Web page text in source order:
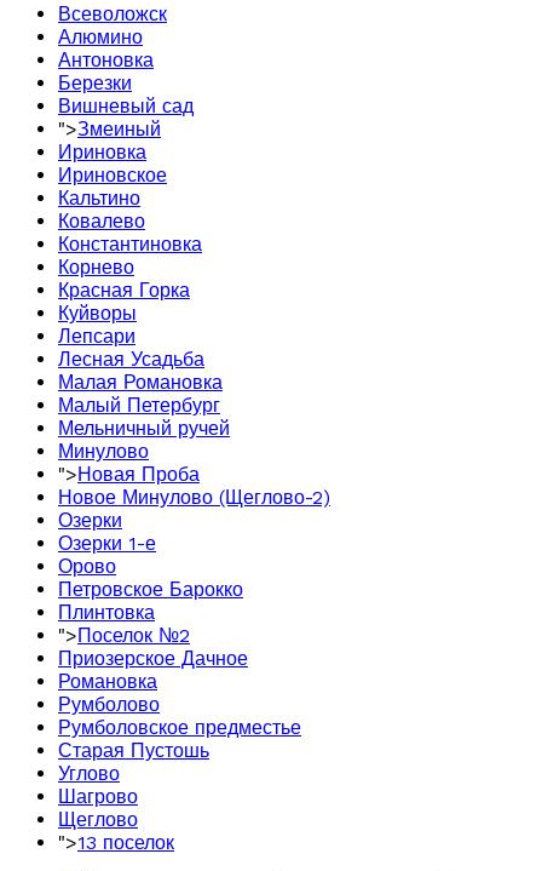
Всеволожск
Алюмино
Антоновка
Березки
Вишневый сад
">Змеиный
Ириновка
Ириновское
Кальтино
Ковалево
Константиновка
Корнево
Красная Горка
Куйворы
Лепсари
Лесная Усадьба
Малая Романовка
Малый Петербург
Мельничный ручей
Минулово
">Новая Проба
Новое Минулово (Щеглово-2)
Озерки
Озерки 1-е
Орово
Петровское Барокко
Плинтовка
">Поселок №2
Приозерское Дачное
Романовка
Румболово
Румболовское предместье
Старая Пустошь
Углово
Шагрово
Щеглово
">13 поселок